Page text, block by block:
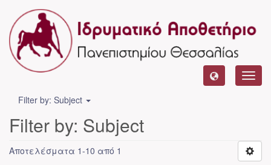
Filter by: Subject
Filter by: Subject
Αποτελέσματα 1-10 από 1